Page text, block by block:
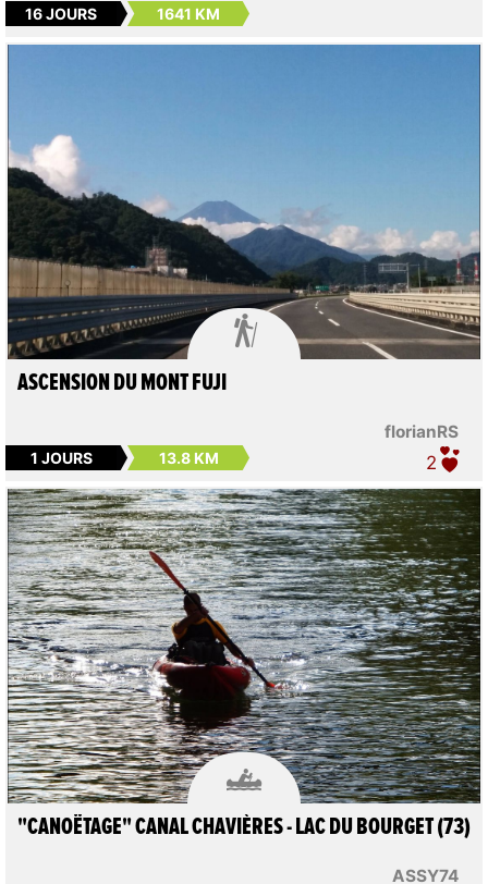
16 JOURS 1641 KM

florianRS
ASCENSION DU MONT FUJI
1 JOURS 13.8 KM 2

ASSY74
"CANOËTAGE" CANAL CHAVIÈRES - LAC DU BOURGET (73)